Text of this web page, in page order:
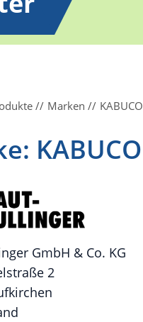
Marken KABUCO
KABUCO
GmbH & Co. KG
2